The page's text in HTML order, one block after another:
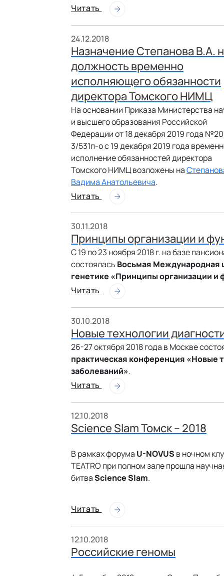
Читать
24.12.2018
Назначение Степанова В.А.
должность временно
исполняющего обязанности
директора Томского НИМЦ
На основании Приказа Министерства
и высшего образования Российской
Федерации от 18 декабря 2019 года
3/531п-о с 19 декабря 2019 года
исполнение обязанностей директора
Томского НИМЦ возложены на
Вадима Анатольевича.
Читать
30.11.2018
Принципы организации и
С 19 по 23 ноября 2018 г. на базе
состоялась Восьмая Международная
генетике «Принципы организации
Читать
30.10.2018
Новые технологии
26-27 октября 2018 года в Москве
практическая конференция «Новые
заболеваний».
Читать
12.10.2018
Science Slam Томск – 2018
В рамках форума U-NOVUS в ночном
TEATRO при полном зале прошла
битваScience Slam.
Читать
12.10.2018
Российские геномы